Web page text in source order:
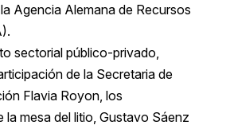
Agencia Alemana de Recursos
sectorial público-privado,
de la Secretaria de
Flavia Royon, los
la mesa del litio, Gustavo Sáenz